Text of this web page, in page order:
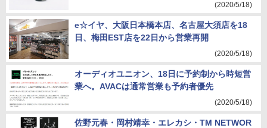
(2020/5/18)
e☆イヤ、大阪日本橋本店、名古屋大須店を18
日、梅田EST店を22日から営業再開
(2020/5/18)
オーディオユニオン、18日に予約制から時短営
業へ。AVACは通常営業も予約者優先
(2020/5/18)
佐野元春・岡村靖幸・エレカシ・TM NETWOR